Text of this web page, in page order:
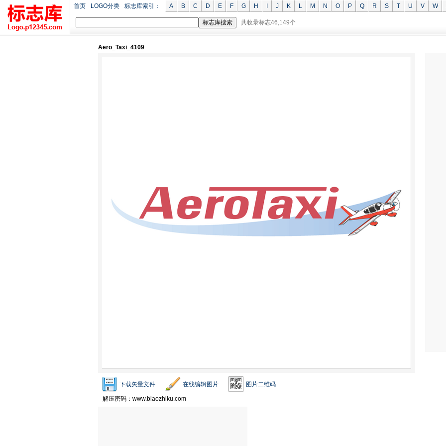
首页 LOGO分类 标志库索引： A B C D E F G H J K L M N O P Q R S T U V W
共收录标志46,149个
Aero_Taxi_4109
下载矢量文件 在线编辑图片 图片二维码
解压密码：www.biaozhiku.com